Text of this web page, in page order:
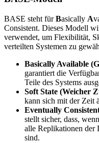
BASE steht fürBasically A
Consistent. Dieses Modell
verwendet, um Flexibilität,
verteilten Systemen zu
Basically Available
garantiert die
Teile des Systems
Soft State (Weicher
kann sich mit der Zeit
Eventually
stellt sicher, dass,
alle Replikationen der
sind.